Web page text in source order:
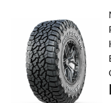
Найти